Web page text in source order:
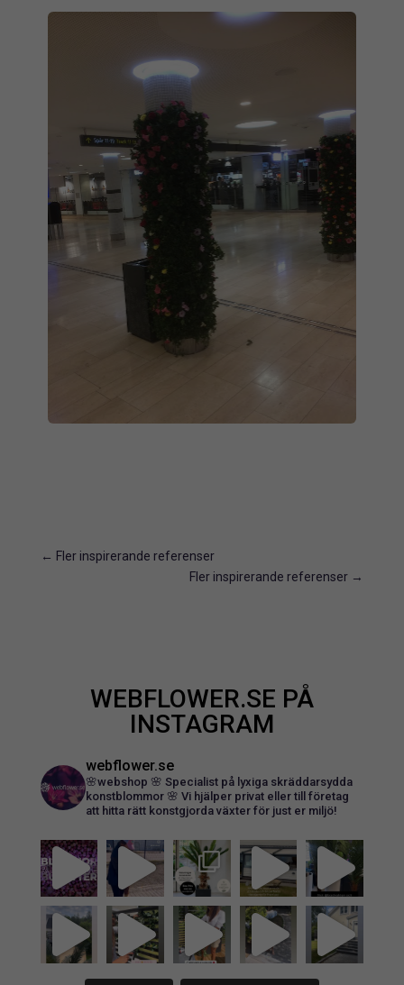
← Fler inspirerande referenser
Fler inspirerande referenser →
WEBFLOWER.SE PÅ
INSTAGRAM
webflower.se
🌸webshop 🌸 Specialist på lyxiga skräddarsydda
konstblommor 🌸 Vi hjälper privat eller till företag
att hitta rätt konstgjorda växter för just er miljö!